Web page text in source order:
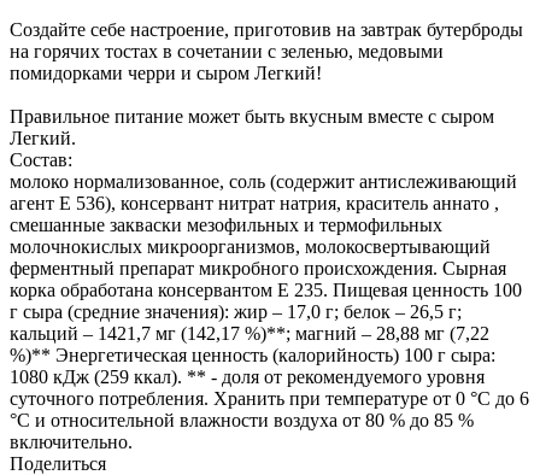
Создайте себе настроение, приготовив на завтрак бутерброды
на горячих тостах в сочетании с зеленью, медовыми
помидорками черри и сыром Легкий!
Правильное питание может быть вкусным вместе с сыром
Легкий.
Состав:
молоко нормализованное, соль (содержит антислеживающий
агент Е 536), консервант нитрат натрия, краситель аннато ,
смешанные закваски мезофильных и термофильных
молочнокислых микроорганизмов, молокосвертывающий
ферментный препарат микробного происхождения. Сырная
корка обработана консервантом Е 235. Пищевая ценность 100
г сыра (средние значения): жир – 17,0 г; белок – 26,5 г;
кальций – 1421,7 мг (142,17 %)**; магний – 28,88 мг (7,22
%)** Энергетическая ценность (калорийность) 100 г сыра:
1080 кДж (259 ккал). ** - доля от рекомендуемого уровня
суточного потребления. Хранить при температуре от 0 °С до 6
°С и относительной влажности воздуха от 80 % до 85 %
включительно.
Поделиться